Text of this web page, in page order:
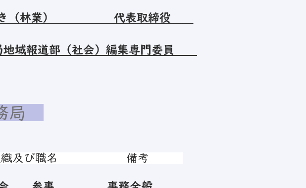
（林業） 代表取締役
報道部（社会）編集専門委員
局
織及び職名 備考